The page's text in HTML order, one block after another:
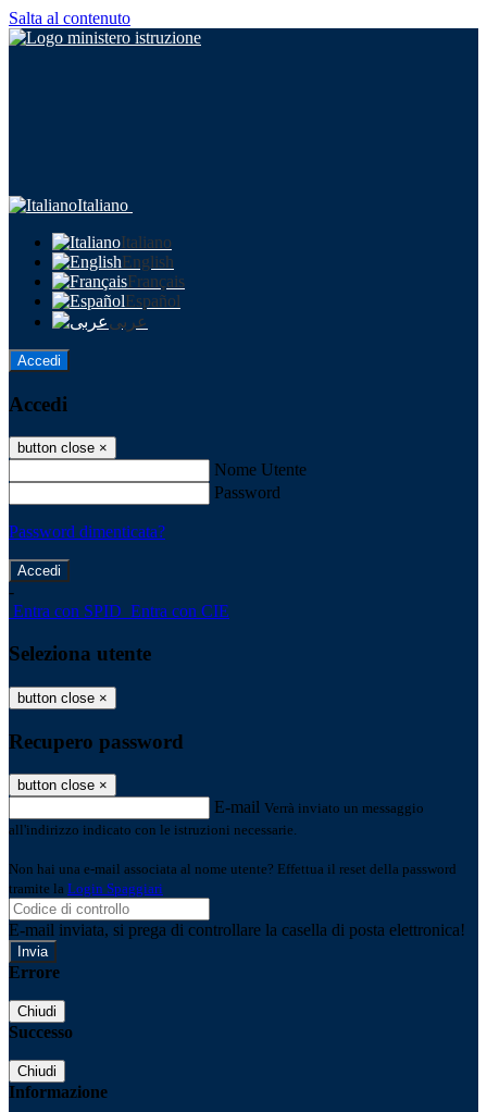
Salta al contenuto
Italiano
Italiano
English
Français
Español
عربى
Accedi
Accedi
button close ×
Nome Utente
Password
Password dimenticata?
-
Entra con SPID Entra con CIE
Seleziona utente
button close ×
Recupero password
button close ×
E-mail Verrà inviato un messaggio
all'indirizzo indicato con le istruzioni necessarie.
Non hai una e-mail associata al nome utente? Effettua il reset della password
tramite la Login Spaggiari
E-mail inviata, si prega di controllare la casella di posta elettronica!
Errore
Chiudi
Successo
Chiudi
Informazione